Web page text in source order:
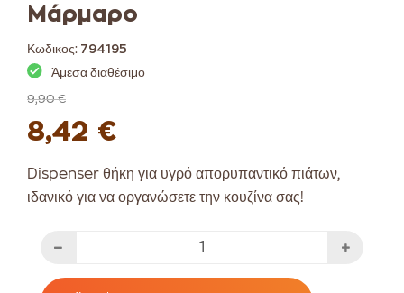
Μάρμαρο
Κωδικος: 794195
Άμεσα διαθέσιμο
9,90 €
8,42 €
Dispenser θήκη για υγρό απορυπαντικό πιάτων,
ιδανικό για να οργανώσετε την κουζίνα σας!